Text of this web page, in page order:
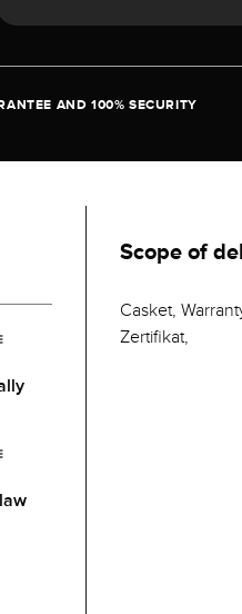
AND 100% SECURITY
Scope of
Casket,
Zertifikat,